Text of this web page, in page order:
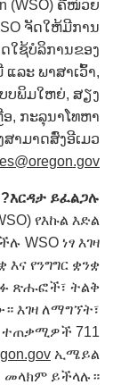
(WSO) ຄືໜ່ວຍ
ຈັດໃຫ້ມີການ
ໃຊ້ບໍລິການຂອງ
ລະ ພາສາເວົ້າ,
ບພິມໃຫຍ່, ສຽງ
, ກະລຸນາໂທຫາ
ສາມາດສົ່ງອີເມວ
እርዳታ ይፈልጋሉ
?
የእኩል እድል
WSO ነፃ እገዛ
የንግግር ቋንቋ
ጽሑፎች፣ ትልቅ
እገዛ ለማግኘት፣
ተጠቃሚዎች 711
ኢሜይል
መላክም ይችላሉ።